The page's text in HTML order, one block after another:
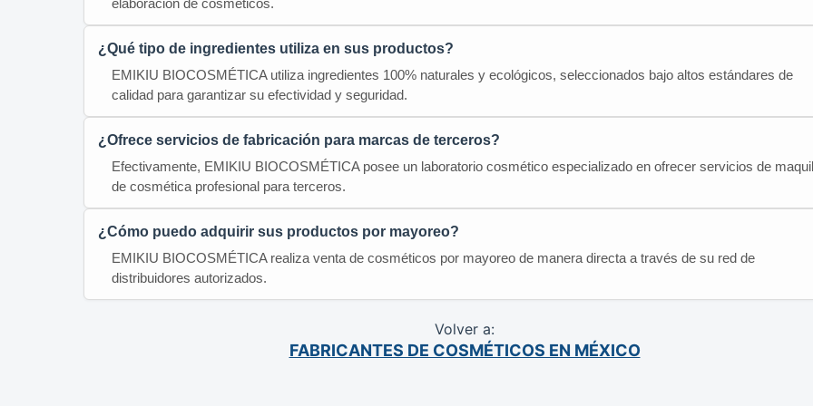
elaboración de cosméticos.
¿Qué tipo de ingredientes utiliza en sus productos?
EMIKIU BIOCOSMÉTICA utiliza ingredientes 100% naturales y ecológicos, seleccionados bajo altos estándares de
calidad para garantizar su efectividad y seguridad.
¿Ofrece servicios de fabricación para marcas de terceros?
Efectivamente, EMIKIU BIOCOSMÉTICA posee un laboratorio cosmético especializado en ofrecer servicios de
de cosmética profesional para terceros.
¿Cómo puedo adquirir sus productos por mayoreo?
EMIKIU BIOCOSMÉTICA realiza venta de cosméticos por mayoreo de manera directa a través de su red de
distribuidores autorizados.
Volver a:
FABRICANTES DE COSMÉTICOS EN MÉXICO